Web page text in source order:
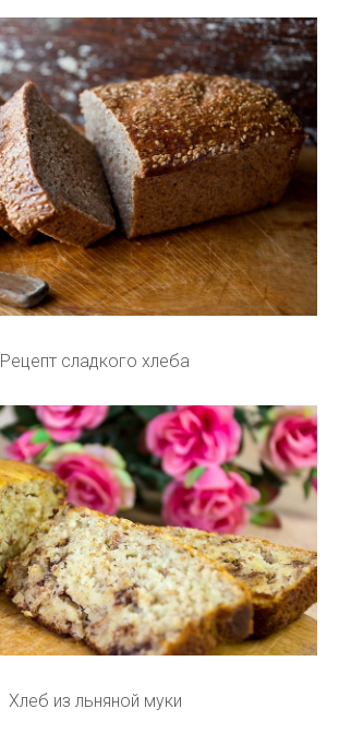
Рецепт сладкого хлеба
Хлеб из льняной муки